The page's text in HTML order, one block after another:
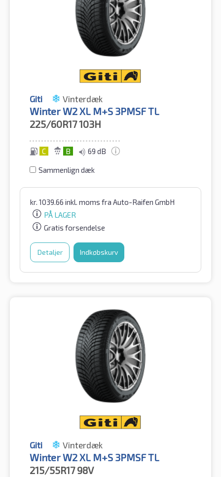
Giti Vinterdæk
Winter W2 XL M+S 3PMSF TL
225/60R17103H
C B 69 dB
Sammenlign dæk
kr. 1039.66 inkl. moms fra Auto-Raifen GmbH
PÅ LAGER
Gratis forsendelse
Detaljer Indkøbskurv
Giti Vinterdæk
Winter W2 XL M+S 3PMSF TL
215/55R17 98V